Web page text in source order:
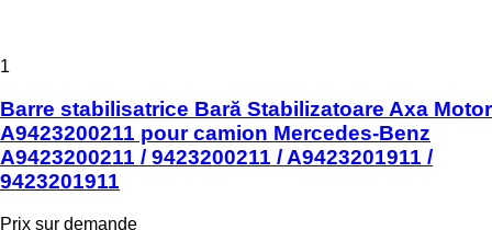
1
Barre stabilisatrice Bară Stabilizatoare Axa Motor
A9423200211 pour camion Mercedes-Benz
A9423200211 / 9423200211 / A9423201911 /
9423201911
Prix sur demande